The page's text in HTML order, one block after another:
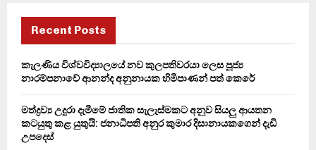
f
r
H
Recent Posts
කැලණිය විශ්වවිද්‍යාලයේ නව කුලපතිවරයා ලෙස පූජ්‍ය
නාරම්පනාවේ ආනන්ද අනුනායක හිමිපාණන් පත් කෙරේ
මත්ද්‍රව්‍ය උදුරා දැමීමේ ජාතික සැලැස්මකට අනුව සියලු ආයතන
කටයුතු කළ යුතුයි: ජනාධිපති අනුර කුමාර දිසානායකගෙන් දැඩි
උපදෙස්